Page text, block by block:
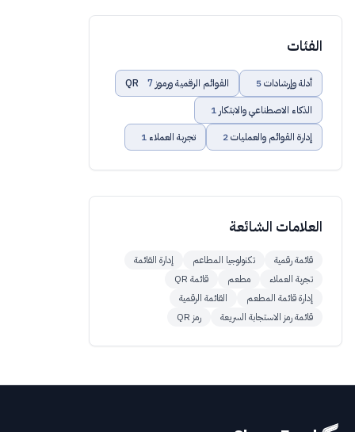
الفئات
أدلة وإرشادات5 القوائم الرقمية ورموز QR 7
الذكاء الاصطناعي والابتكار 1
إدارة القوائم والعمليات2 تجربة العملاء 1
العلامات الشائعة
قائمة رقمية تكنولوجيا المطاعم
إدارة القائمة
تجربة العملاء
مطعم
قائمة QR
إدارة قائمة المطعم
القائمة الرقمية
قائمة رمز الاستجابة السريعة
رمز QR